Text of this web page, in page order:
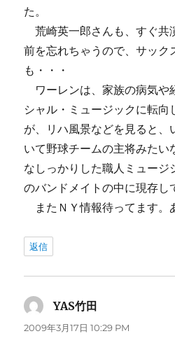
た。
荒崎英一郎さんも、すぐ共
前を忘れちゃうので、サック
も・・・
ワーレンは、家族の病気や
シャル・ミュージックに転向
が、リハ風景などを見ると、
いて野球チームの主将みたい
なしっかりした職人ミュージ
のバンドメイトの中に現存し
またＮＹ情報待ってます。
返信
YAS竹田
り:
2009年3月17日 10:29 PM